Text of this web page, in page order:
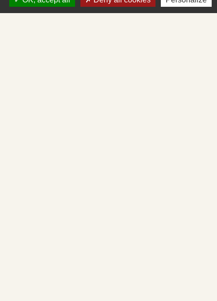
Ministère chargé de l'Europe et des affaires étrangères